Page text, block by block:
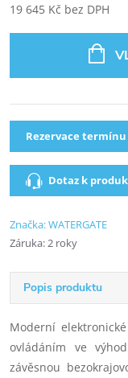
19 645 Kč bez DPH
Rezervace
Dotaz k
Značka:WATERGATE
Záruka:2 roky
Popis produktu
Moderní
ovládáním ve
závěsnou